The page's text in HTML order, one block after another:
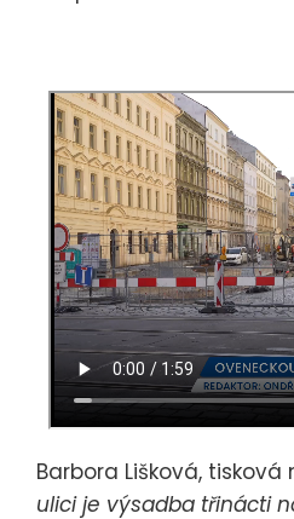
Barbora Lišková, tisková
ulici je výsadba třinácti